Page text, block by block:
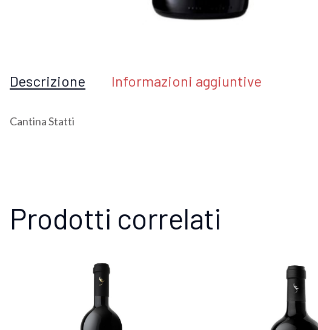
Descrizione Informazioni aggiuntive
Cantina Statti
Prodotti correlati